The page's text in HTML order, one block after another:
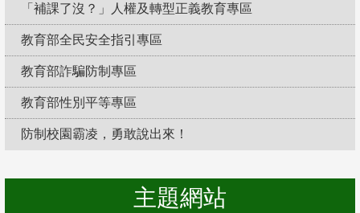
「補課了沒？」人權及轉型正義教育專區
教育部全民安全指引專區
教育部詐騙防制專區
教育部性別平等專區
防制校園霸凌，勇敢說出來！
主題網站